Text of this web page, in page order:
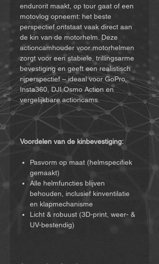
endurorit maakt, op tour gaat of een
motovlog opneemt: het beste
perspectief ontstaat vaak direct aan
de kin van de motorhelm. Deze
actioncamhouder voor motorhelmen
zorgt voor een stabiele, trillingsarme
bevestiging en geeft een realistisch
rijperspectief – ideaal voor GoPro,
Insta360, DJI Osmo Action en
vergelijkbare actioncams.
Voordelen van de kinbevestiging:
Pasvorm op maat (helmspecifiek
gemaakt)
Alle helmfuncties blijven
behouden, inclusief kinventilatie
en klapmechanisme
Licht & robuust (3D-print, weer- &
UV-bestendig)